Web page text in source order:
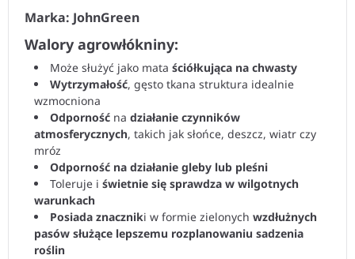
Marka: JohnGreen
Walory agrowłókniny:
Może służyć jako mata ściółkująca na chwasty
Wytrzymałość, gęsto tkana struktura idealnie
wzmocniona
Odporność na działanie czynników
atmosferycznych, takich jak słońce, deszcz, wiatr czy
mróz
Odporność na działanie gleby lub pleśni
Toleruje i świetnie się sprawdza w wilgotnych
warunkach
Posiada znaczniki w formie zielonych wzdłużnych
pasów służące lepszemu rozplanowaniu sadzenia
roślin